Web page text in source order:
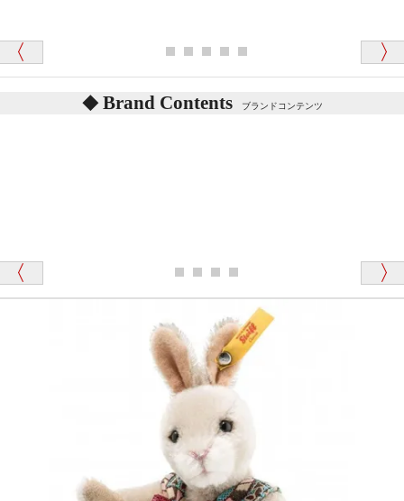
体をねかせたりおこしたりすると「グーグー」と鳴く
記載しておりますので、ぜひ探してみてください。
ディベアがいます。
「スクエーカー内蔵」と記載しておりますので、ぜひ
探してみてください。
シュタイフ社製品の実物を見ることはできますか？
当店はネット販売ですので実物をお見せすることが
海外からのお取り寄せと言うことですが、商品はきち
んと届きますか？
「商品説明が細やかで丁寧であったことです」
「前に買ったことがあったお店でしたので」
千葉県 U・Y 様 （女性）
「ChatGPTを利用したところ「くまの小屋」さ
んを紹介され…」
Brand Contents ブランドコンテンツ